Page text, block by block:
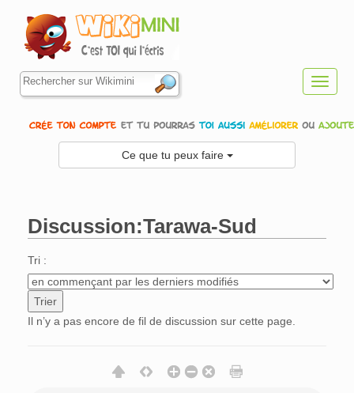
Ce que tu peux faire
Discussion:Tarawa-Sud
Tri :
Il n’y a pas encore de fil de discussion sur cette page.